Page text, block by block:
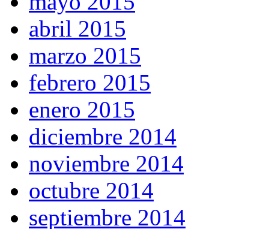
abril 2015
marzo 2015
febrero 2015
enero 2015
diciembre 2014
noviembre 2014
octubre 2014
septiembre 2014